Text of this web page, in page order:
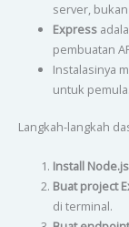
server,
Express
pembuatan
Instalasinya
untuk pemula.
Langkah-langkah
Install Node.js
Buat project
di terminal.